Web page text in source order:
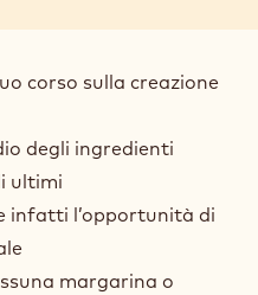
corso sulla creazione
degli ingredienti
ultimi
infatti l’opportunità di
margarina o